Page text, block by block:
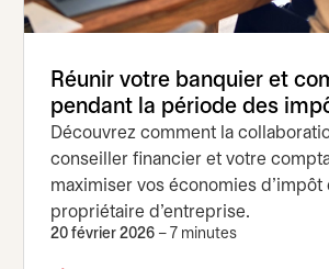
Réunir votre banquier et
pendant la période des
Découvrez comment la
conseiller financier et votre
maximiser vos économies d’impôt
propriétaire d’entreprise.
20 février 2026 – 7 minutes